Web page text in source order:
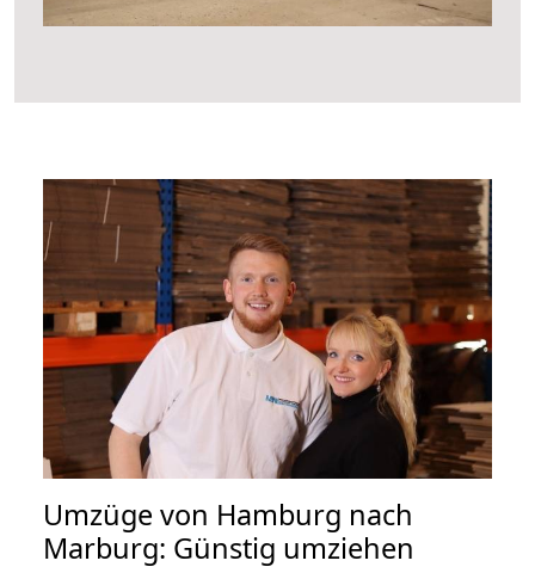
Umzüge von Hamburg nach
Marburg: Günstig umziehen